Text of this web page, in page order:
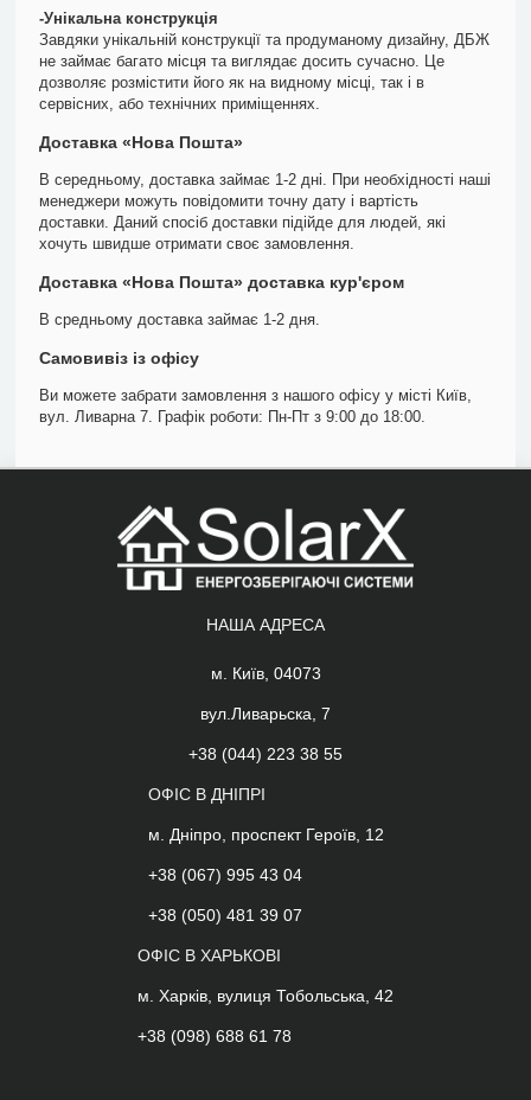
-Унікальна конструкція
Завдяки унікальній конструкції та продуманому дизайну, ДБЖ
не займає багато місця та виглядає досить сучасно. Це
дозволяє розмістити його як на видному місці, так і в
сервісних, або технічних приміщеннях.
Доставка «Нова Пошта»
В середньому, доставка займає 1-2 дні. При необхідності наші
менеджери можуть повідомити точну дату і вартість
доставки. Даний спосіб доставки підійде для людей, які
хочуть швидше отримати своє замовлення.
Доставка «Нова Пошта» доставка кур'єром
В средньому доставка займає 1-2 дня.
Самовивіз із офісу
Ви можете забрати замовлення з нашого офісу у місті Київ,
вул. Ливарна 7. Графік роботи: Пн-Пт з 9:00 до 18:00.
НАША АДРЕСА
м. Київ, 04073
вул.Ливарьска, 7
+38 (044) 223 38 55
ОФІС В ДНІПРІ
м. Дніпро, проспект Героїв, 12
+38 (067) 995 43 04
+38 (050) 481 39 07
ОФІС В ХАРЬКОВІ
м. Харків, вулиця Тобольська, 42
+38 (098) 688 61 78